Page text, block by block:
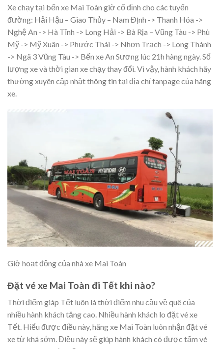
Xe chạy tại bến xe Mai Toàn giờ cố định cho các tuyến
đường: Hải Hậu – Giao Thủy – Nam Định -> Thanh Hóa ->
Nghệ An -> Hà Tĩnh -> Long Hải -> Bà Rịa – Vũng Tàu -> Phù
Mỹ -> Mỹ Xuân -> Phước Thái -> Nhơn Trạch -> Long Thành
-> Ngã 3 Vũng Tàu -> Bến xe An Sương lúc 21h hàng ngày. Số
lượng xe và thời gian xe chạy thay đổi. Vì vậy, hành khách hãy
thường xuyên cập nhật thông tin tại địa chỉ fanpage của hãng
xe.
Giờ hoạt động của nhà xe Mai Toàn
Đặt vé xe Mai Toàn đi Tết khi nào?
Thời điểm giáp Tết luôn là thời điểm nhu cầu về quê của
nhiều hành khách tăng cao. Nhiều hành khách lo đặt vé xe
Tết. Hiểu được điều này, hãng xe Mai Toàn luôn nhận đặt vé
xe từ khá sớm. Điều này sẽ giúp hành khách có được tấm vé